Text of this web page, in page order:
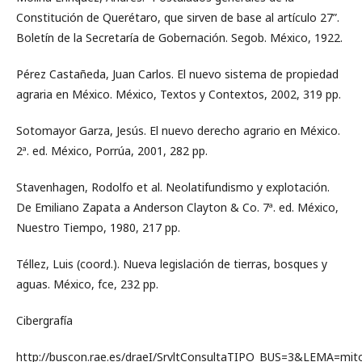
Constitución de Querétaro, que sirven de base al artículo 27”.
Boletín de la Secretaría de Gobernación. Segob. México, 1922.
Pérez Castañeda, Juan Carlos. El nuevo sistema de propiedad
agraria en México. México, Textos y Contextos, 2002, 319 pp.
Sotomayor Garza, Jesús. El nuevo derecho agrario en México.
2ª. ed. México, Porrúa, 2001, 282 pp.
Stavenhagen, Rodolfo et al. Neolatifundismo y explotación.
De Emiliano Zapata a Anderson Clayton & Co. 7ª. ed. México,
Nuestro Tiempo, 1980, 217 pp.
Téllez, Luis (coord.). Nueva legislación de tierras, bosques y
aguas. México, fce, 232 pp.
Cibergrafía
http://buscon.rae.es/draeI/